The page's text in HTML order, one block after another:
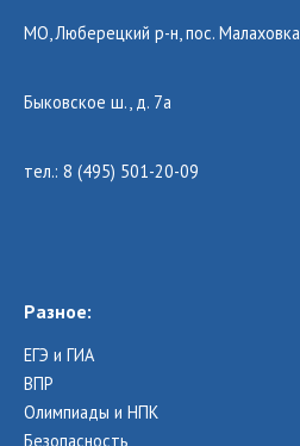
МО, Люберецкий р-н, пос. Малаховка,
Быковское ш., д. 7а
тел.: 8 (495) 501-20-09
Разное:
ЕГЭ и ГИА
ВПР
Олимпиады и НПК
Безопасность